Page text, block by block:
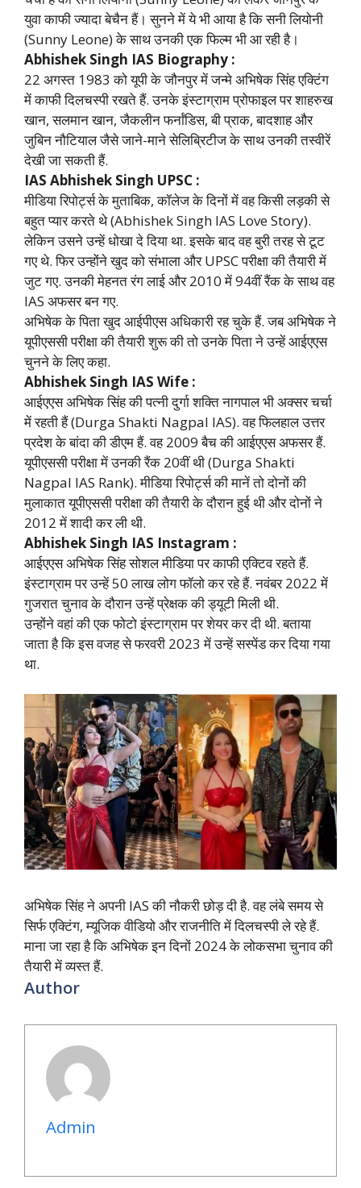
युवा काफी ज्यादा बेचैन हैं। सुनने में ये भी आया है कि सनी लियोनी
(Sunny Leone) के साथ उनकी एक फिल्म भी आ रही है।
Abhishek Singh IAS Biography :
22 अगस्त 1983 को यूपी के जौनपुर में जन्मे अभिषेक सिंह एक्टिंग
में काफी दिलचस्पी रखते हैं. उनके इंस्टाग्राम प्रोफाइल पर शाहरुख
खान, सलमान खान, जैकलीन फर्नांडिस, बी प्राक, बादशाह और
जुबिन नौटियाल जैसे जाने-माने सेलिब्रिटीज के साथ उनकी तस्वीरें
देखी जा सकती हैं.
IAS Abhishek Singh UPSC :
मीडिया रिपोर्ट्स के मुताबिक, कॉलेज के दिनों में वह किसी लड़की से
बहुत प्यार करते थे (Abhishek Singh IAS Love Story).
लेकिन उसने उन्हें धोखा दे दिया था. इसके बाद वह बुरी तरह से टूट
गए थे. फिर उन्होंने खुद को संभाला और UPSC परीक्षा की तैयारी में
जुट गए. उनकी मेहनत रंग लाई और 2010 में 94वीं रैंक के साथ वह
IAS अफसर बन गए.
अभिषेक के पिता खुद आईपीएस अधिकारी रह चुके हैं. जब अभिषेक ने
यूपीएससी परीक्षा की तैयारी शुरू की तो उनके पिता ने उन्हें आईएएस
चुनने के लिए कहा.
Abhishek Singh IAS Wife :
आईएएस अभिषेक सिंह की पत्नी दुर्गा शक्ति नागपाल भी अक्सर चर्चा
में रहती हैं (Durga Shakti Nagpal IAS). वह फिलहाल उत्तर
प्रदेश के बांदा की डीएम हैं. वह 2009 बैच की आईएएस अफसर हैं.
यूपीएससी परीक्षा में उनकी रैंक 20वीं थी (Durga Shakti
Nagpal IAS Rank). मीडिया रिपोर्ट्स की मानें तो दोनों की
मुलाकात यूपीएससी परीक्षा की तैयारी के दौरान हुई थी और दोनों ने
2012 में शादी कर ली थी.
Abhishek Singh IAS Instagram :
आईएएस अभिषेक सिंह सोशल मीडिया पर काफी एक्टिव रहते हैं.
इंस्टाग्राम पर उन्हें 50 लाख लोग फॉलो कर रहे हैं. नवंबर 2022 में
गुजरात चुनाव के दौरान उन्हें प्रेक्षक की ड्यूटी मिली थी.
उन्होंने वहां की एक फोटो इंस्टाग्राम पर शेयर कर दी थी. बताया
जाता है कि इस वजह से फरवरी 2023 में उन्हें सस्पेंड कर दिया गया
था.
अभिषेक सिंह ने अपनी IAS की नौकरी छोड़ दी है. वह लंबे समय से
सिर्फ एक्टिंग, म्यूजिक वीडियो और राजनीति में दिलचस्पी ले रहे हैं.
माना जा रहा है कि अभिषेक इन दिनों 2024 के लोकसभा चुनाव की
तैयारी में व्यस्त हैं.
Author
Admin